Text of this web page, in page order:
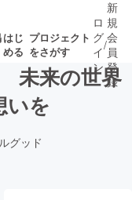
はじ
める
プロジェクト
をさがす
クト
ロ
グ
イ
ン
/
新
規
会
員
登
録
未来の世界
を
グッド